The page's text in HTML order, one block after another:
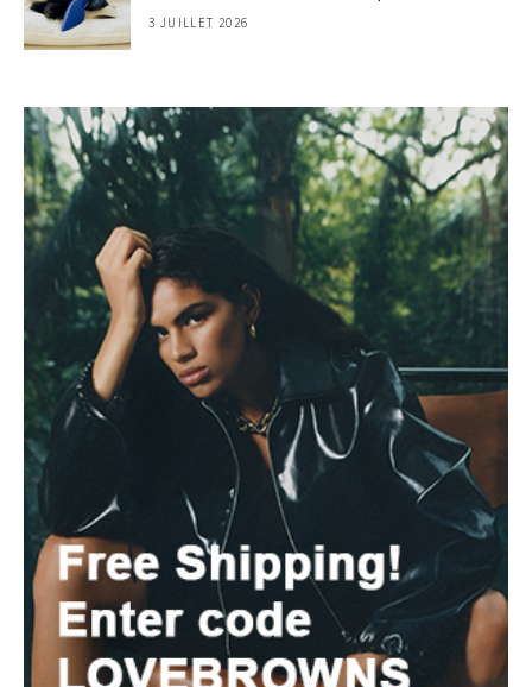
3 JUILLET 2026